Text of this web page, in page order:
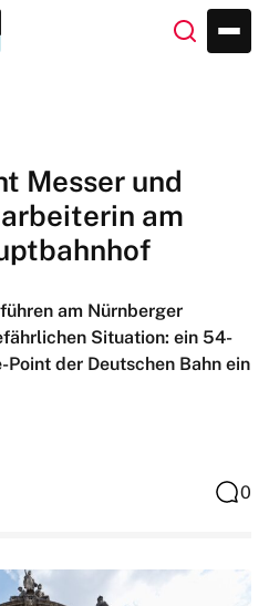
Messer und
am
am Nürnberger
Situation: ein 54-
der Deutschen Bahn ein
0